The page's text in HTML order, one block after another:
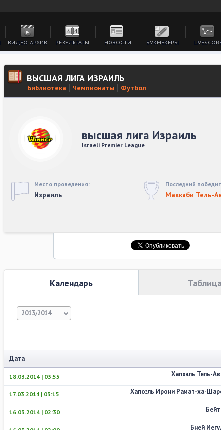
ВИДЕО-АРХИВ РЕЗУЛЬТАТЫ НОВОСТИ БУКМЕКЕРЫ
ВЫСШАЯ ЛИГА ИЗРАИЛЬ
Библиотека Чемпионаты Футбол
высшая лига Израиль
Israeli Premier League
Место проведения:
Израиль
Последний
Маккаби Тель-
Календарь Таблица
2013/2014
Дата
18.03.2014 | 03:55 Хапоэль Тель-
17.03.2014 | 03:15 Хапоэль Ирони Рамат-ха-
16.03.2014 | 02:30
Бней